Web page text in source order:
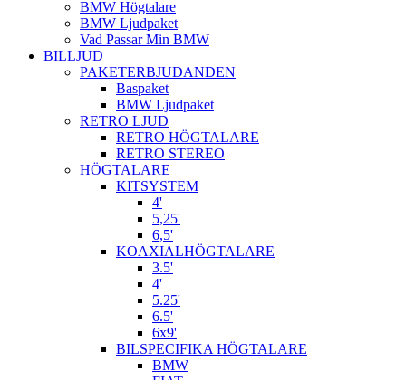
BMW Högtalare
BMW Ljudpaket
Vad Passar Min BMW
BILLJUD
PAKETERBJUDANDEN
Baspaket
BMW Ljudpaket
RETRO LJUD
RETRO HÖGTALARE
RETRO STEREO
HÖGTALARE
KITSYSTEM
4'
5,25'
6,5'
KOAXIALHÖGTALARE
3.5'
4'
5.25'
6.5'
6x9'
BILSPECIFIKA HÖGTALARE
BMW